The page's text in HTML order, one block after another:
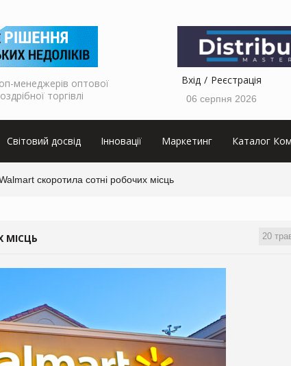
менеджерів оптової
торгівлі
Вхід Реєстрація
06 серпня 2026
Світовий досвід Інновації Маркетинг Каталог
скоротила сотні робочих місць
20
МІСЦЬ